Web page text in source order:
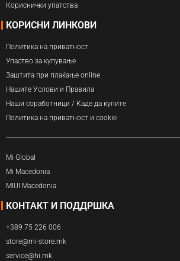
Кориснички упатства
КОРИСНИ ЛИНКОВИ
Политика на приватност
Упаство за купување
Заштита при плаќање online
Нашите Услови и Правила
Наши соработници / Каде да купите
Политика на приватност и cookie
Mi Global
Mi Macedonia
MIUI Macedonia
КОНТАКТ И ПОДДРШКА
+389 75 226 006
store@mi-store.mk
service@hi.mk